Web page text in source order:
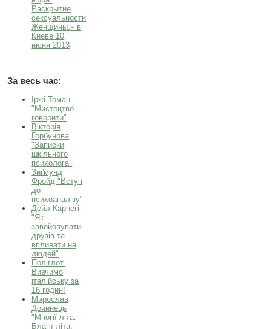
Раскрытие
сексуальности
Женщины.» в
Киеве 10
июня 2013
За весь час:
Іржі Томан
"Мистецтво
говорити"
Вікторія
Горбунова
"Записки
шкільного
психолога"
Зиґмунд
Фройд "Вступ
до
психоаналізу"
Дейл Карнегі
"Як
завойовувати
друзів та
впливати на
людей"
Поліглот.
Вивчимо
італійську за
16 годин!
Мирослав
Дочинець
"Многії літа.
Благії літа.